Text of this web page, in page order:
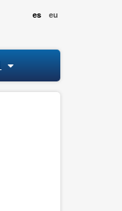
es eu